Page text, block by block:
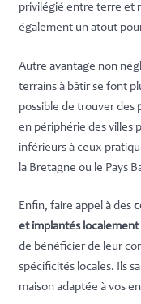
privilégié entre terre et
également un atout
Autre avantage non
terrains à bâtir se font
possible de trouver des
en périphérie des villes
inférieurs à ceux
la Bretagne ou le Pays
Enfin, faire appel à des
et implantés localement
de bénéficier de leur
spécificités locales. Ils
maison adaptée à vos